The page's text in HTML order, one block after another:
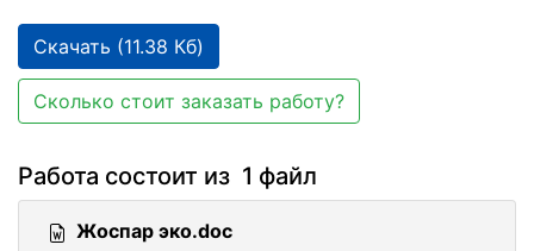
Скачать (11.38 Кб)
Сколько стоит заказать работу?
Работа состоит из 1 файл
Жоспар эко.doc